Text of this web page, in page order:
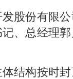
份有限公
、总经理
构按时封